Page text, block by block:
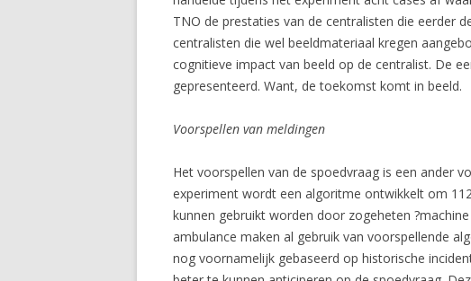
TNO de prestaties van de centralisten die eerder
centralisten die wel beeldmateriaal kregen
cognitieve impact van beeld op de centralist. De
gepresenteerd. Want, de toekomst komt in beeld.
Voorspellen van meldingen
Het voorspellen van de spoedvraag is een ander
experiment wordt een algoritme ontwikkelt om
kunnen gebruikt worden door zogeheten
ambulance maken al gebruik van voorspellende
nog voornamelijk gebaseerd op historische